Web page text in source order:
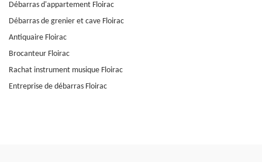
Débarras d'appartement Floirac
Débarras de grenier et cave Floirac
Antiquaire Floirac
Brocanteur Floirac
Rachat instrument musique Floirac
Entreprise de débarras Floirac